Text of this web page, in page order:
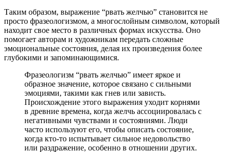
Таким образом, выражение “рвать желчью” становится не
просто фразеологизмом, а многослойным символом, который
находит свое место в различных формах искусства. Оно
помогает авторам и художникам передать сложные
эмоциональные состояния, делая их произведения более
глубокими и запоминающимися.
Фразеологизм “рвать желчью” имеет яркое и
образное значение, которое связано с сильными
эмоциями, такими как гнев или зависть.
Происхождение этого выражения уходит корнями
в древние времена, когда желчь ассоциировалась с
негативными чувствами и состояниями. Люди
часто используют его, чтобы описать состояние,
когда кто-то испытывает сильное недовольство
или раздражение, особенно в отношении других.